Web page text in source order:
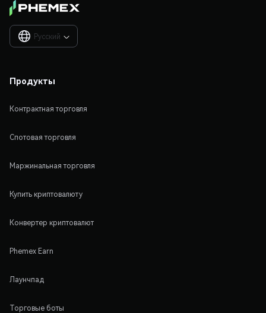
Русский 
Продукты
Контрактная торговля
Спотовая торговля
Маржинальная торговля
Купить криптовалюту
Конвертер криптовалют
Phemex Earn
Лаунчпад
Торговые боты